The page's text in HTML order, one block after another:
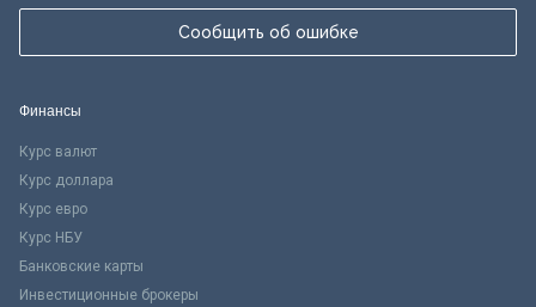
Сообщить об ошибке
Финансы
Курс валют
Курс доллара
Курс евро
Курс НБУ
Банковские карты
Инвестиционные брокеры